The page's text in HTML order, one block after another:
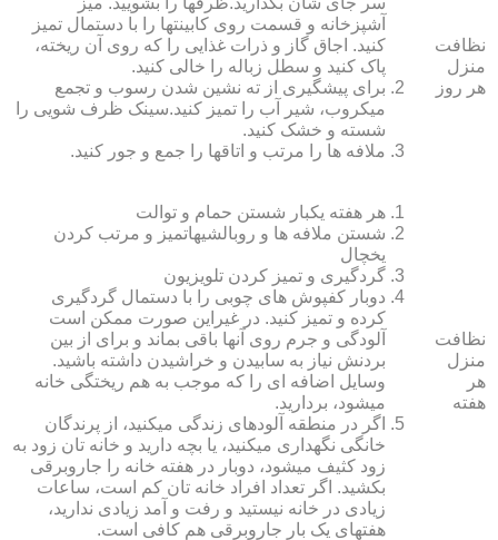
نظافت
منزل
هر روز
آشپزخانه و قسمت روی کابینت‏ها را با دستمال تمیز
کنید. اجاق گاز و ذرات غذایی را که روی آن ریخته،
پاک کنید و سطل زباله را خالی کنید.
برای پیشگیری از ته نشین شدن رسوب و تجمع
میکروب، شیر آب را تمیز کنید.سینک ظرف شویی را
شسته و خشک کنید.
ملافه‏ ها را مرتب و اتاق‏ها را جمع و جور کنید.
نظافت
منزل
هر
هفته
هر هفته یکبار شستن حمام و توالت
شستن ملافه‏ ها و روبالشی‎هاتمیز و مرتب کردن
یخچال
گردگیری و تمیز کردن تلویزیون
دوبار کفپوش‏ های چوبی را با دستمال گردگیری
کرده و تمیز کنید. در غیراین صورت ممکن است
آلودگی و جرم روی آنها باقی بماند و برای از بین
بردنش نیاز به سابیدن و خراشیدن داشته باشید.
وسایل اضافه ای را که موجب به هم ریختگی خانه
می‏شود، بردارید.
اگر در منطقه آلوده‏ای زندگی می‏کنید، از پرندگان
خانگی نگهداری می‏کنید، یا بچه دارید و خانه‏ تان زود به
زود کثیف می‏شود، دوبار در هفته خانه را جاروبرقی
بکشید. اگر تعداد افراد خانه ‏تان کم است، ساعات
زیادی در خانه نیستید و رفت و آمد زیادی ندارید،
هفته‏ای یک بار جاروبرقی هم کافی است.